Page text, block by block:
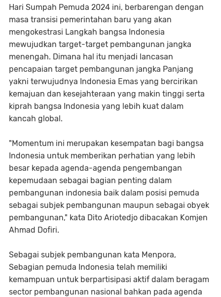
Hari Sumpah Pemuda 2024 ini, berbarengan dengan
masa transisi pemerintahan baru yang akan
mengokestrasi Langkah bangsa Indonesia
mewujudkan target-target pembangunan jangka
menengah. Dimana hal itu menjadi lancasan
pencapaian target pembangunan jangka Panjang
yakni terwujudnya Indonesia Emas yang bercirikan
kemajuan dan kesejahteraan yang makin tinggi serta
kiprah bangsa Indonesia yang lebih kuat dalam
kancah global.
"Momentum ini merupakan kesempatan bagi bangsa
Indonesia untuk memberikan perhatian yang lebih
besar kepada agenda-agenda pengembangan
kepemudaan sebagai bagian penting dalam
pembangunan indonesia baik dalam posisi pemuda
sebagai subjek pembangunan maupun sebagai obyek
pembangunan," kata Dito Ariotedjo dibacakan Komjen
Ahmad Dofiri.
Sebagai subjek pembangunan kata Menpora,
Sebagian pemuda Indonesia telah memiliki
kemampuan untuk berpartisipasi aktif dalam beragam
sector pembangunan nasional bahkan pada agenda